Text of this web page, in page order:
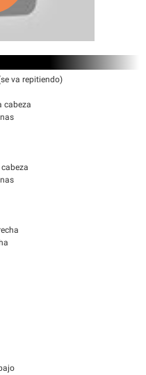
va repitiendo)
cabeza